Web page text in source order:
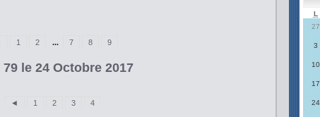
1 2 ... 7 8 9
le 24 Octobre 2017
◄ 1 2 3 4
L
27
3
10
17
24